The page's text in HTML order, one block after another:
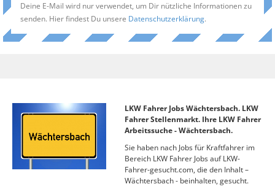
Deine E-Mail wird nur verwendet, um Dir nützliche Informationen zu
senden. Hier findest Du unsere Datenschutzerklärung.
LKW Fahrer Jobs Wächtersbach. LKW
Fahrer Stellenmarkt. Ihre LKW Fahrer
Arbeitssuche - Wächtersbach.
Sie haben nach Jobs für Kraftfahrer im
Bereich LKW Fahrer Jobs auf LKW-
Fahrer-gesucht.com, die den Inhalt –
Wächtersbach - beinhalten, gesucht.